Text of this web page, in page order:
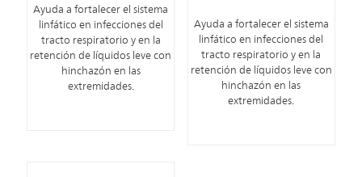
Ayuda a fortalecer el sistema
linfático en infecciones del
tracto respiratorio y en la
retención de líquidos leve con
hinchazón en las
extremidades.
Ayuda a fortalecer el sistema
linfático en infecciones del
tracto respiratorio y en la
retención de líquidos leve con
hinchazón en las
extremidades.